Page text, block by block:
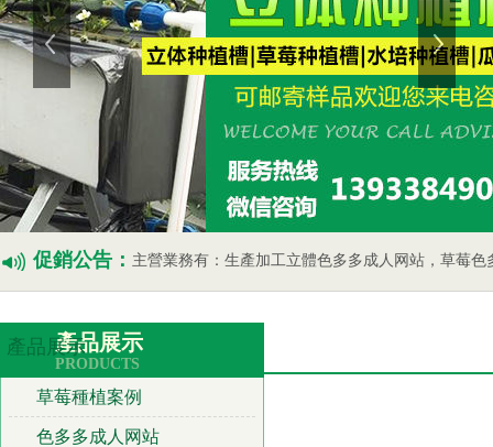
上一張 下一
促銷公告： 主營業務有：生產加工立體色多多成人网站，草莓色多多成人网站，瓜果蔬菜
產品展示
PRODUCTS
草莓種植案例
色多多成人网站
產品展示